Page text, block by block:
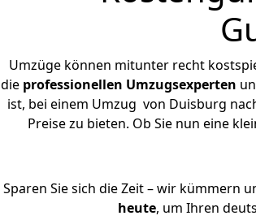
Umzüge können mitunter recht
die professionellen Umzugsexperten
ist, bei einem Umzug von Duisburg
Preise zu bieten. Ob Sie nun eine
Sparen Sie sich die Zeit – wir kümmern
heute, um Ihren